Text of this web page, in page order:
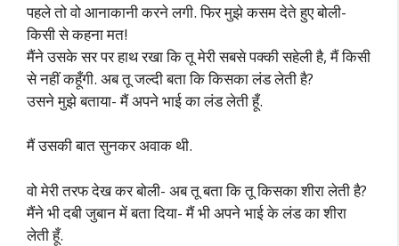
पहले तो वो आनाकानी करने लगी. फिर मुझे कसम देते हुए बोली-
किसी से कहना मत!
मैंने उसके सर पर हाथ रखा कि तू मेरी सबसे पक्की सहेली है, मैं किसी
से नहीं कहूँगी. अब तू जल्दी बता कि किसका लंड लेती है?
उसने मुझे बताया- मैं अपने भाई का लंड लेती हूँ.
मैं उसकी बात सुनकर अवाक थी.
वो मेरी तरफ देख कर बोली- अब तू बता कि तू किसका शीरा लेती है?
मैंने भी दबी जुबान में बता दिया- मैं भी अपने भाई के लंड का शीरा
लेती हूँ.